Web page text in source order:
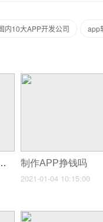
内10大APP开发公司
app
_互联网app开发流程 制作APP挣钱吗
2021-01-04 10:15:00